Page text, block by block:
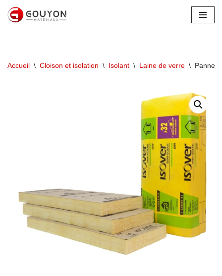
Accueil \ Cloison et isolation \ Isolant \ Laine de verre \